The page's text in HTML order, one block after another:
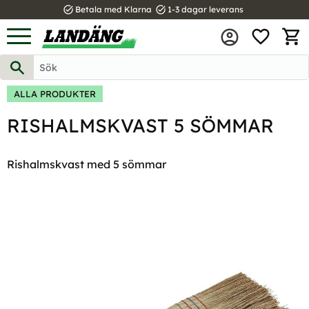
Meny
task_alt Betala med Klarna task_alt 1-3 dagar leverans
ALLA PRODUKTER
RISHALMSKVAST 5 SÖMMAR
Rishalmskvast med 5 sömmar